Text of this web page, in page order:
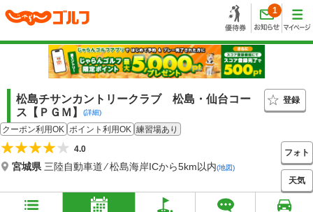
1
松島チサンカントリークラブ 松島・仙台コー
ス【ＰＧＭ】
(詳細)
登録
クーポン利用OK ポイント利用OK 練習場あり
4.0
宮城県三陸自動車道 ⁄ 松島海岸ICから5km以内(地図)
フォト
天気